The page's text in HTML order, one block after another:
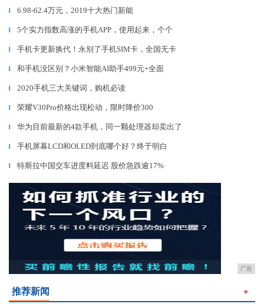
▎ 6.98-62.4万元，2019十大热门新能
▎ 5个实力指数高涨的手机APP，使用起来，个个
▎ 手机卡更新换代！永别了手机SIM卡，全国无卡
▎ 和手机没区别？小米智能AI助手499元+全面
▎ 2020手机三大关键词，购机必读
▎ 荣耀V30Pro价格出现松动，限时降价300
▎ 华为目前最新的4款手机，同一颗处理器却卖出了
▎ 手机屏幕LCD和OLED到底哪个好？终于明白
▎ 特斯拉中国交车进度料延迟 股价急跌逾17%
广告
推荐新闻 ＋